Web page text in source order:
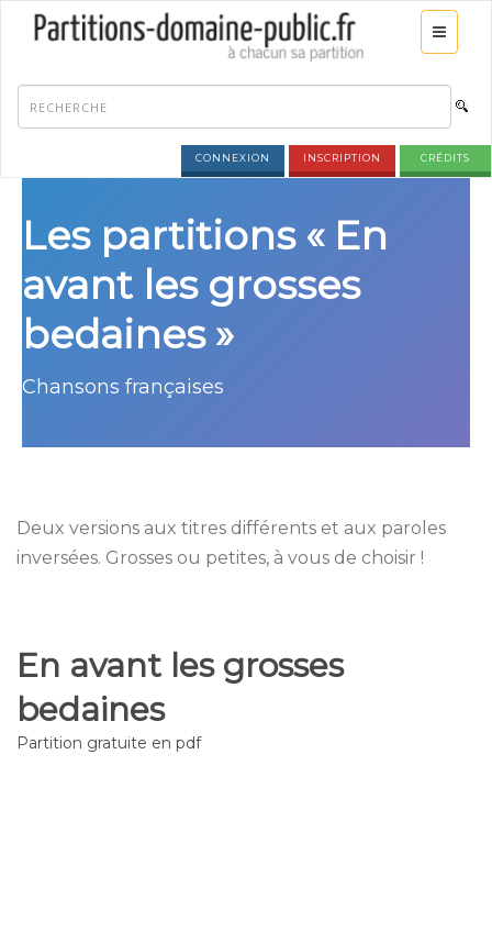
CONNEXION INSCRIPTION CRÉDITS
Les partitions « En
avant les grosses
bedaines »
Chansons françaises
Deux versions aux titres différents et aux paroles
inversées. Grosses ou petites, à vous de choisir !
En avant les grosses
bedaines
Partition gratuite en pdf